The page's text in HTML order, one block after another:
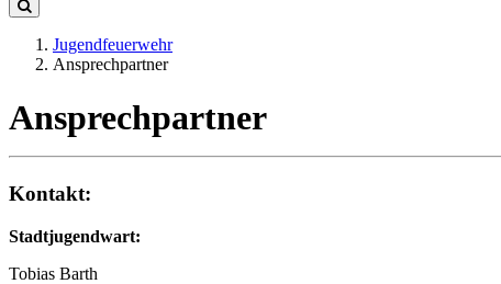
Jugendfeuerwehr
Ansprechpartner
Ansprechpartner
Kontakt:
Stadtjugendwart:
Tobias Barth